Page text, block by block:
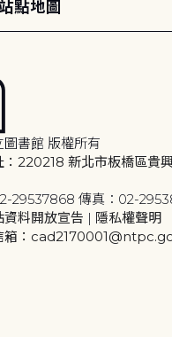
點地圖
圖書館 版權所有
：220218 新北市板橋區貴
29537868 傳真：02-
資料開放宣告 | 隱私權聲明
箱：